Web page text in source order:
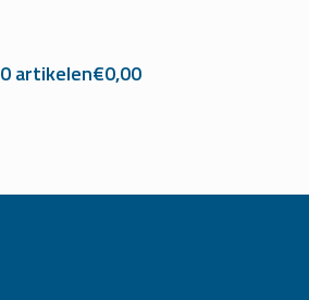
0 artikelen€0,00